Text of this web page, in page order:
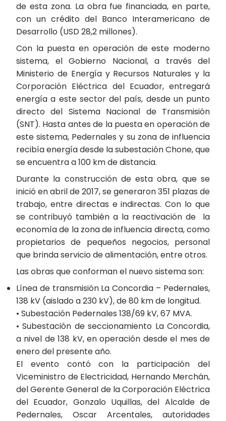
de esta zona. La obra fue financiada, en parte,
con un crédito del Banco Interamericano de
Desarrollo (USD 28,2 millones).
Con la puesta en operación de este moderno
sistema, el Gobierno Nacional, a través del
Ministerio de Energía y Recursos Naturales y la
Corporación Eléctrica del Ecuador, entregará
energía a este sector del país, desde un punto
directo del Sistema Nacional de Transmisión
(SNT). Hasta antes de la puesta en operación de
este sistema, Pedernales y su zona de influencia
recibía energía desde la subestación Chone, que
se encuentra a 100 km de distancia.
Durante la construcción de esta obra, que se
inició en abril de 2017, se generaron 351 plazas de
trabajo, entre directas e indirectas. Con lo que
se contribuyó también a la reactivación de la
economía de la zona de influencia directa, como
propietarios de pequeños negocios, personal
que brinda servicio de alimentación, entre otros.
Las obras que conforman el nuevo sistema son:
Línea de transmisión La Concordia – Pedernales,
138 kV (aislado a 230 kV), de 80 km de longitud.
• Subestación Pedernales 138/69 kV, 67 MVA.
• Subestación de seccionamiento La Concordia,
a nivel de 138 kV, en operación desde el mes de
enero del presente año.
El evento contó con la participación del
Viceministro de Electricidad, Hernando Merchán,
del Gerente General de la Corporación Eléctrica
del Ecuador, Gonzalo Uquillas, del Alcalde de
Pedernales, Oscar Arcentales, autoridades